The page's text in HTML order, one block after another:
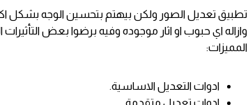
تطبيق تعديل الصور ولكن بيهتم بتحسين الوجه بشكل
وازاله اي حبوب او اثار موجوده وفيه برضوا بعض
المميزات:
ادوات التعديل الاساسية.
ادوات تعديل متقدمة .